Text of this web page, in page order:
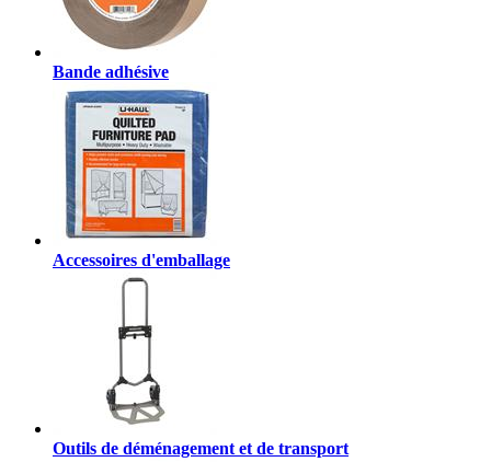
Bande adhésive
Accessoires d'emballage
Outils de déménagement et de transport